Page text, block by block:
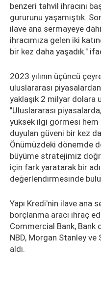
benzeri tahvil ihracını
gururunu yaşamıştık.
ilave ana sermayeye
ihracımıza gelen iki
bir kez daha yaşadık."
2023 yılının üçüncü
uluslararası
yaklaşık 2 milyar dolara
"Uluslararası
yüksek ilgi görmesi hem
duyulan güveni bir kez
Önümüzdeki dönemde
büyüme stratejimiz
için fark yaratarak bir
değerlendirmesinde
Yapı Kredi'nin ilave ana
borçlanma aracı ihraç
Commercial Bank, Bank
NBD, Morgan Stanley
aldı.